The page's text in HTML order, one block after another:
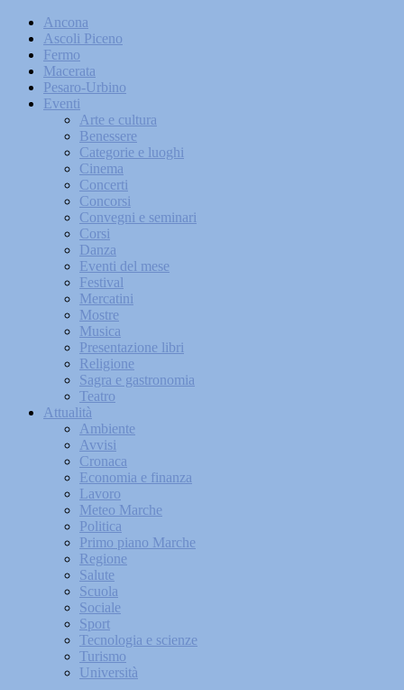
Ancona
Ascoli Piceno
Fermo
Macerata
Pesaro-Urbino
Eventi
Arte e cultura
Benessere
Categorie e luoghi
Cinema
Concerti
Concorsi
Convegni e seminari
Corsi
Danza
Eventi del mese
Festival
Mercatini
Mostre
Musica
Presentazione libri
Religione
Sagra e gastronomia
Teatro
Attualità
Ambiente
Avvisi
Cronaca
Economia e finanza
Lavoro
Meteo Marche
Politica
Primo piano Marche
Regione
Salute
Scuola
Sociale
Sport
Tecnologia e scienze
Turismo
Università